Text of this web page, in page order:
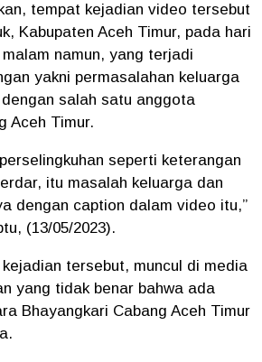
tempat kejadian video tersebut
Kabupaten Aceh Timur, pada hari
malam namun, yang terjadi
yakni permasalahan keluarga
salah satu anggota
Aceh Timur.
seperti keterangan
itu masalah keluarga dan
dengan caption dalam video itu,”
(13/05/2023).
tersebut, muncul di media
yang tidak benar bahwa ada
Bhayangkari Cabang Aceh Timur